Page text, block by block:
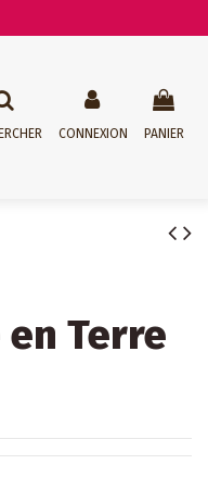
CONNEXION PANIER
Terre